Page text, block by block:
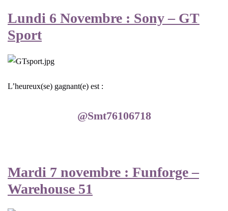
Lundi 6 Novembre : Sony – GT
Sport
L’heureux(se) gagnant(e) est :
@Smt76106718
Mardi 7 novembre : Funforge –
Warehouse 51